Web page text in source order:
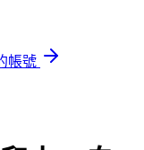
帳號